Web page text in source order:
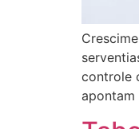
controle